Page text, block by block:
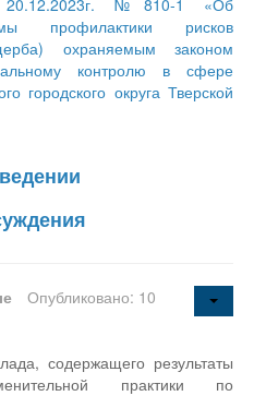
профилактики рисков
охраняемым законом
контролю в сфере
городского округа Тверской
Опубликовано: 10
содержащего результаты
практики по